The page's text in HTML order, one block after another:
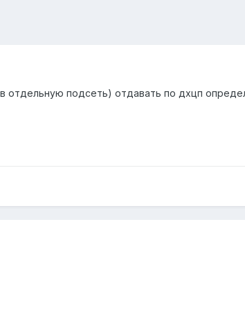
отдельную подсеть) отдавать по дхцп